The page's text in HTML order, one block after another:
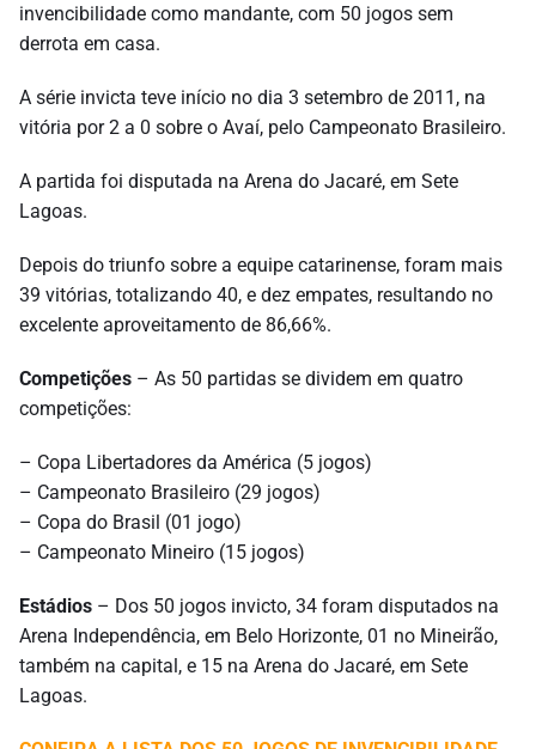
invencibilidade como mandante, com 50 jogos sem
derrota em casa.
A série invicta teve início no dia 3 setembro de 2011, na
vitória por 2 a 0 sobre o Avaí, pelo Campeonato Brasileiro.
A partida foi disputada na Arena do Jacaré, em Sete
Lagoas.
Depois do triunfo sobre a equipe catarinense, foram mais
39 vitórias, totalizando 40, e dez empates, resultando no
excelente aproveitamento de 86,66%.
Competições – As 50 partidas se dividem em quatro
competições:
– Copa Libertadores da América (5 jogos)
– Campeonato Brasileiro (29 jogos)
– Copa do Brasil (01 jogo)
– Campeonato Mineiro (15 jogos)
Estádios – Dos 50 jogos invicto, 34 foram disputados na
Arena Independência, em Belo Horizonte, 01 no Mineirão,
também na capital, e 15 na Arena do Jacaré, em Sete
Lagoas.